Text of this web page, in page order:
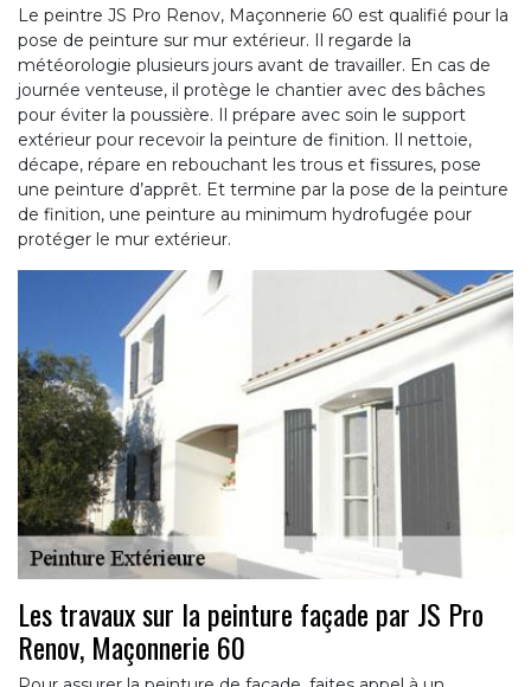
Le peintre JS Pro Renov, Maçonnerie 60 est qualifié pour la
pose de peinture sur mur extérieur. Il regarde la
météorologie plusieurs jours avant de travailler. En cas de
journée venteuse, il protège le chantier avec des bâches
pour éviter la poussière. Il prépare avec soin le support
extérieur pour recevoir la peinture de finition. Il nettoie,
décape, répare en rebouchant les trous et fissures, pose
une peinture d’apprêt. Et termine par la pose de la peinture
de finition, une peinture au minimum hydrofugée pour
protéger le mur extérieur.
Les travaux sur la peinture façade par JS Pro
Renov, Maçonnerie 60